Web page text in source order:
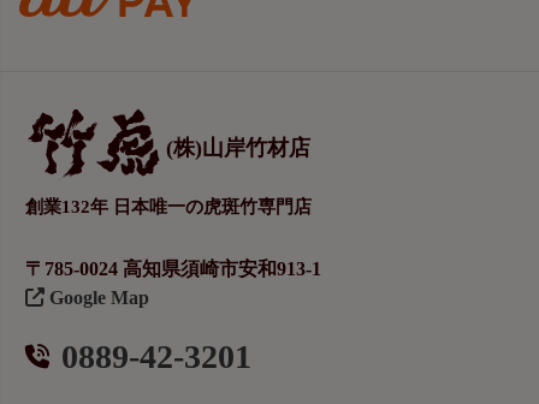
(株)山岸竹材店
創業132年 日本唯一の虎斑竹専門店
〒785-0024 高知県須崎市安和913-1
Google Map
0889-42-3201